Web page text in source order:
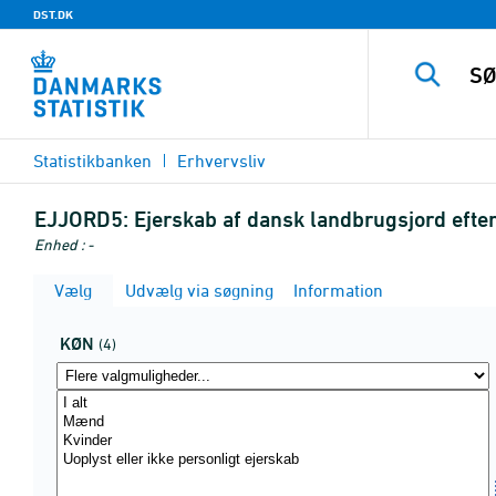
DST.DK
Statistikbanken Erhvervsliv
EJJORD5: Ejerskab af dansk landbrugsjord
Enhed : -
Vælg Udvælg via søgning Information
KØN (4)